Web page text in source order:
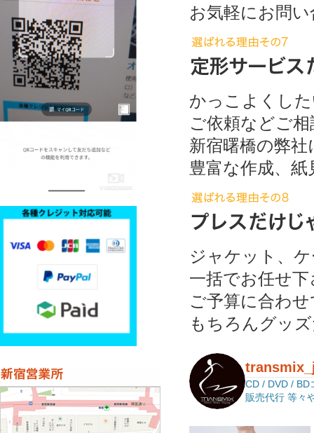
お気軽にお問
かっこよくし
ご依頼などご
新宿曙橋の弊
豊富な作成、
ジャケット、
一括でお任せ
ご予算に合わ
もちろんグッ
CD / DVD / BD
販売代行 等々